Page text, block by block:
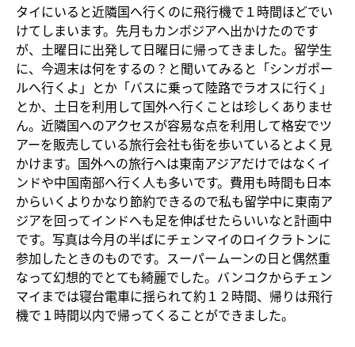
タイにいると近隣国へ行くのに飛行機で１時間ほどでい
けてしまいます。先月もカンボジアへ出かけたのです
が、土曜日に出発して日曜日に帰ってきました。留学生
に、今週末は何をするの？と聞いてみると「シンガポー
ルへ行くよ」とか「バスに乗って陸路でラオスに行く」
とか、土日を利用して国外へ行くことは珍しくありませ
ん。近隣国へのアクセスが容易な点を利用して格安でツ
アーを販売している旅行会社も街を歩いているとよく見
かけます。国外への旅行へは東南アジアだけではなくイ
ンドや中国南部へ行く人も多いです。費用も時間も日本
からいくよりかなり節約できるので私も留学中に東南ア
ジアを回ってインドへも足を伸ばせたらいいなと計画中
です。写真は今月の半ばにチェンマイのロイクラトンに
参加したときのものです。スーパームーンの日と偶然重
なって幻想的でとても綺麗でした。バンコクからチェン
マイまでは寝台電車に揺られて約１２時間、帰りは飛行
機で１時間以内で帰ってくることができました。